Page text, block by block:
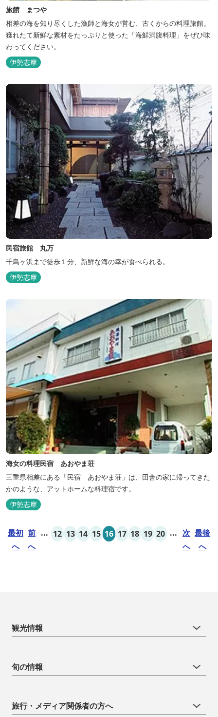
旅館 まつや
相差の海を知り尽くした漁師と海女が営む、古くからの料理旅館。
獲れたて新鮮な素材をたっぷりと使った「海鮮満腹料理」をぜひ味
わってください。
伊勢志摩
民宿旅館 丸万
千鳥ヶ浜まで徒歩１分、新鮮な海の幸が食べられる。
伊勢志摩
海女の料理民宿 あおやま荘
三重県相差にある「民宿 あおやま荘」は、田舎の家に帰ってきた
かのような、アットホームな料理宿です。
伊勢志摩
最初
へ
前
へ
... 12 13 14 15 16 17 18 19 20 ... 次
へ
最後
へ
観光情報
旬の情報
旅行・メディア関係者の方へ